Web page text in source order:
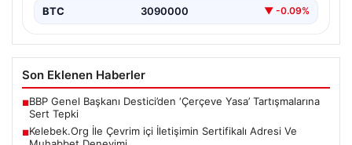
BTC 3090000 ▼ -0.09%
Son Eklenen Haberler
■BBP Genel Başkanı Destici’den ‘Çerçeve Yasa’ Tartışmalarına
Sert Tepki
■Kelebek.Org İle Çevrim içi İletişimin Sertifikalı Adresi Ve